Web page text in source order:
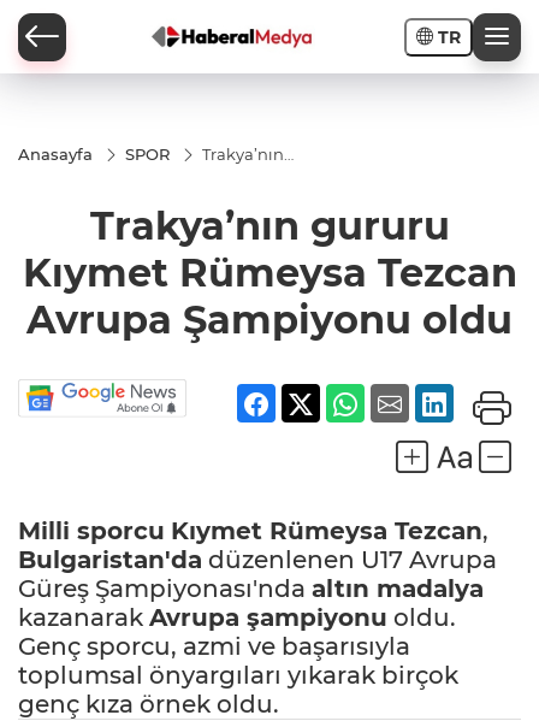
TR
Anasayfa SPOR
Trakya’nın
Rümeysa
Tezcan
Şampiyonu
oldu
Trakya’nın gururu
Kıymet Rümeysa Tezcan
Avrupa Şampiyonu oldu
Milli sporcu Kıymet Rümeysa Tezcan,
Bulgaristan'da düzenlenen U17 Avrupa
Güreş Şampiyonası'nda altın madalya
kazanarak Avrupa şampiyonu oldu.
Genç sporcu, azmi ve başarısıyla
toplumsal önyargıları yıkarak birçok
genç kıza örnek oldu.